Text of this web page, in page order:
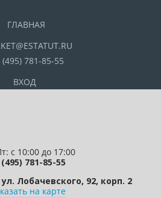
ГЛАВНАЯ
(495) 781-85-55
ВХОД
с 10:00 до 17:00
781-85-55
Лобачевского, 92, корп. 2
на карте